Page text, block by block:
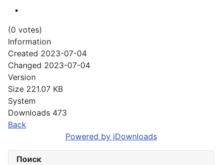
(0 votes)
Information
Created 2023-07-04
Changed 2023-07-04
Version
Size 221.07 KB
System
Downloads 473
Back
Powered by jDownloads
Поиск